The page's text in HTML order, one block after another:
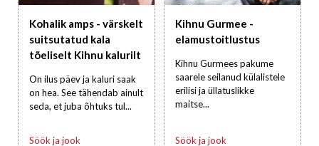
Kohalik amps - värskelt
suitsutatud kala
tõeliselt Kihnu kalurilt
On ilus päev ja kaluri saak
on hea. See tähendab ainult
seda, et juba õhtuks tul...
Söök ja jook
Kihnu Gurmee -
elamustoitlustus
Kihnu Gurmees pakume
saarele seilanud külalistele
erilisi ja üllatuslikke
maitse...
Söök ja jook